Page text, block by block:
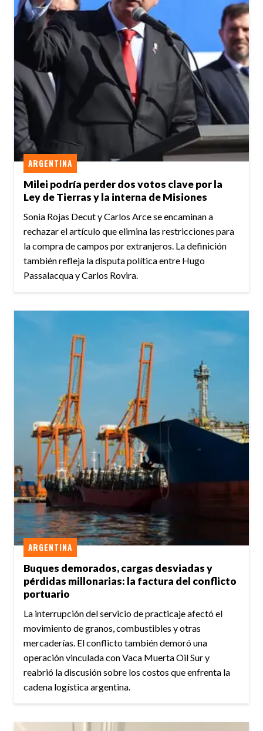
Milei podría perder dos votos clave por la
Ley de Tierras y la interna de Misiones
ARGENTINA
Sonia Rojas Decut y Carlos Arce se encaminan a
rechazar el artículo que elimina las restricciones para
la compra de campos por extranjeros. La definición
también refleja la disputa política entre Hugo
Passalacqua y Carlos Rovira.
Buques demorados, cargas desviadas y
pérdidas millonarias: la factura del conflicto
portuario
ARGENTINA
La interrupción del servicio de practicaje afectó el
movimiento de granos, combustibles y otras
mercaderías. El conflicto también demoró una
operación vinculada con Vaca Muerta Oil Sur y
reabrió la discusión sobre los costos que enfrenta la
cadena logística argentina.